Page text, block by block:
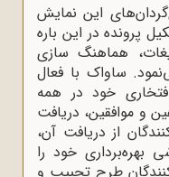
این نمایش
پرونده در این باره
هماهنگ سازی
ساواک با فعال
خود در همه
و موافقین، دریافت
از دریافت آن،
بهره‌برداری خود را
طرح تحبیب و